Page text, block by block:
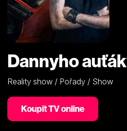
Dannyho
Reality show / Pořady / Show
Koupit TV online